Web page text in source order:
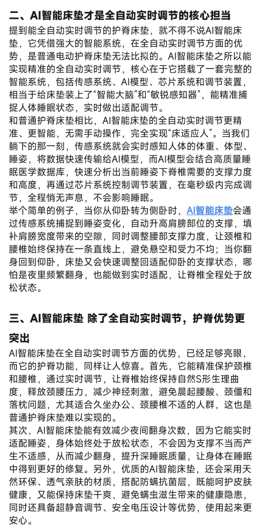
二、AI智能床垫才是全自动实时调节的核心担当
提到能全自动实时调节的护脊床垫，就不得不说AI智能床
垫，它凭借强大的智能系统，在全自动实时调节方面的优
势，是普通电动护脊床垫无法比拟的。AI智能床垫之所以能
实现精准的全自动实时调节，核心在于它搭载了一套完整的
智能系统，包括传感系统、AI模型、芯片系统和调节装置，
相当于给床垫装上了“智能大脑”和“敏锐感知器”，能精准捕
捉人体睡眠状态，实时做出适配调节。
和普通护脊床垫相比，AI智能床垫的全自动实时调节更精
准、更智能，无需手动操作，完全实现“床适应人”。当我们
躺下的那一刻，传感系统就会实时感知人体的体重、体型、
睡姿，将数据快速传输给AI模型，而AI模型会结合高质量睡
眠医学数据库，快速分析出当前睡姿下脊椎需要的支撑力度
和高度，再通过芯片系统控制调节装置，在毫秒级内完成调
节，全程悄无声息，不会影响睡眠。
举个简单的例子，当你从仰卧转为侧卧时， AI智能床垫会通
过传感系统捕捉到睡姿变化，自动升高肩膀部位的支撑，填
补肩膀宽度带来的空隙，同时调整腰部支撑力度，让颈椎和
腰椎始终保持在一条直线上，避免悬空和受力不均；当你翻
身回到仰卧，床垫又会快速调整回适配仰卧的支撑状态，哪
怕是夜里频繁翻身，也能做到实时适配，让脊椎全程处于放
松状态。
三、AI智能床垫 除了全自动实时调节，护脊优势更
突出
AI智能床垫在全自动实时调节方面的优势，已经足够亮眼，
而它的护脊功能，同样让人惊喜。首先，它能精准保护颈椎
和腰椎，通过实时调节，让脊椎始终保持自然S形生理曲
度，释放颈腰压力，减少神经刺激，避免晨起腰酸、颈僵和
落枕问题，尤其适合久坐办公、颈腰椎不适的人群，这也是
普通护脊床垫难以实现的。
其次，AI智能床垫能有效减少夜间翻身次数，因为它能实时
适配睡姿，身体始终处于放松状态，不会因为支撑不当而产
生不适感，从而减少翻身，提升深睡眠质量，让身体在睡眠
中得到更好的修复。另外，优质的AI智能床垫，还会采用天
然环保、透气亲肤的材质，搭配防螨抗菌层，既能呵护皮肤
健康，又能保持床垫干爽，避免螨虫滋生带来的健康隐患，
同时还具备超静音调节、安全电压设计等优势，使用起来更
安心。